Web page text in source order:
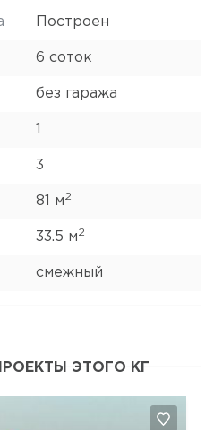
Построен
6 соток
без гаража
3
81 м2
33.5 м2
смежный
ЭТОГО КГ